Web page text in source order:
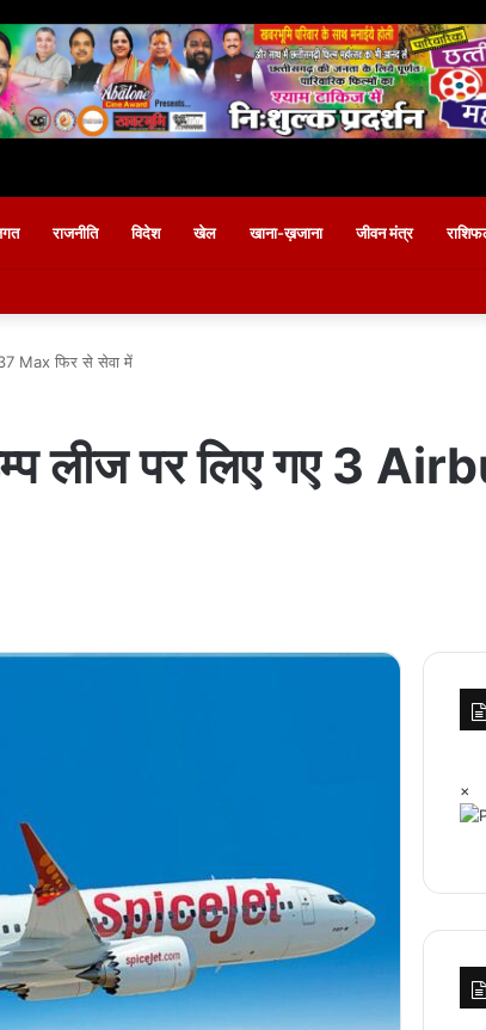
राजनीति विदेश खेल खाना-ख़जाना जीवन मंत्र
Max फिर से सेवा में
लीज पर लिए गए 3
×